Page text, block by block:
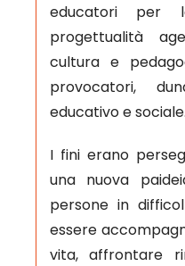
educatori per
progettualità
cultura e
provocatori,
educativo e sociale.
I fini erano
una nuova
persone in
essere
vita, affrontare